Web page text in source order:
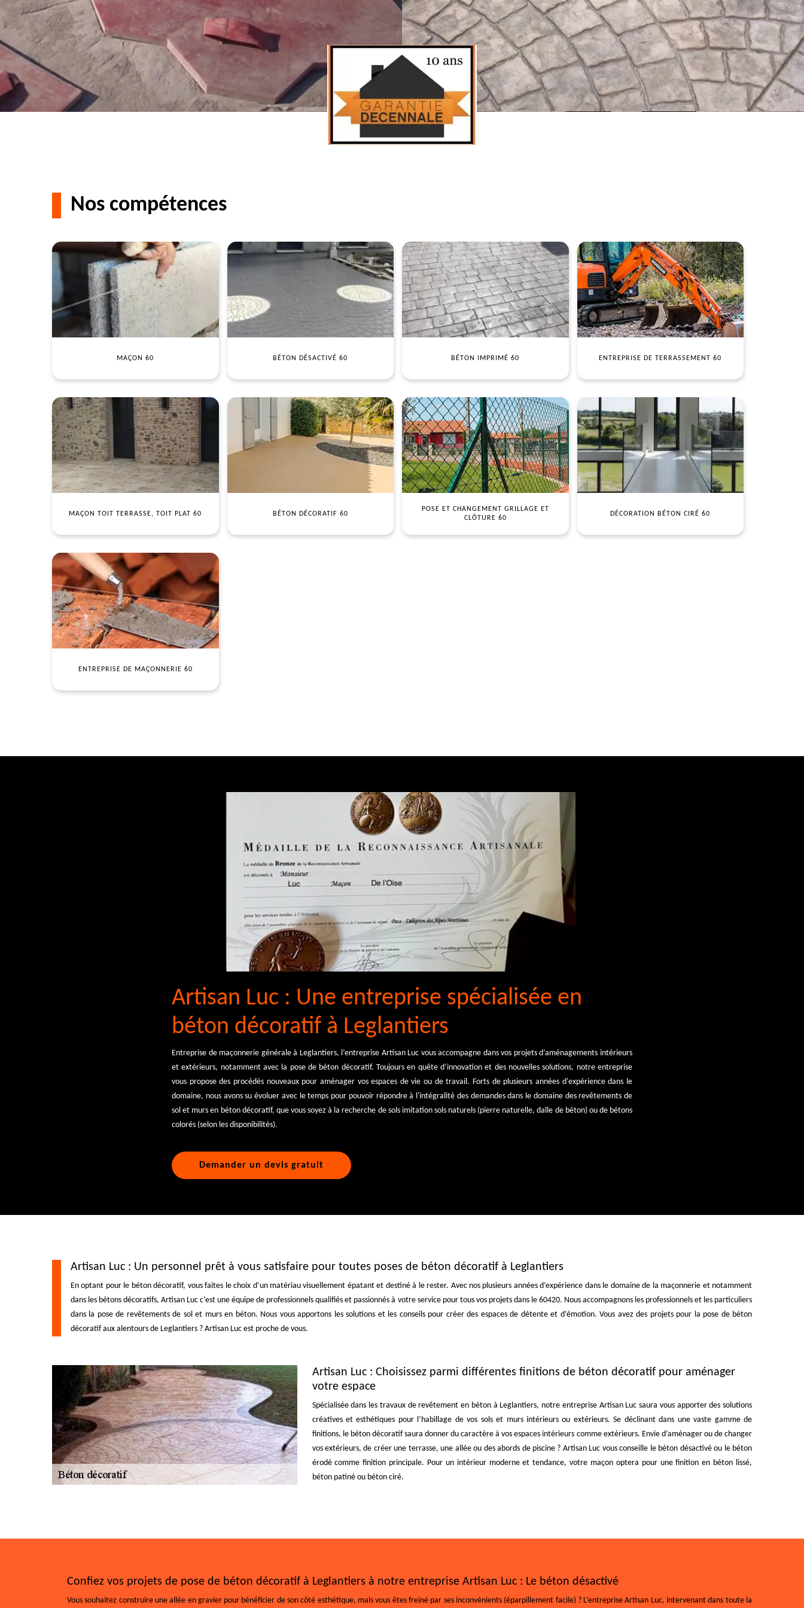
Nos compétences
MAÇON 60 BÉTON DÉSACTIVÉ 60 BÉTON IMPRIMÉ 60 ENTREPRISE DE TERRASSEMENT 60
MAÇON TOIT TERRASSE, TOIT PLAT 60 BÉTON DÉCORATIF 60
POSE ET CHANGEMENT GRILLAGE ET
CLÔTURE 60
DÉCORATION BÉTON CIRÉ 60
ENTREPRISE DE MAÇONNERIE 60
Artisan Luc : Une entreprise spécialisée en
béton décoratif à Leglantiers
Entreprise de maçonnerie générale à Leglantiers, l’entreprise Artisan Luc vous accompagne dans vos projets d’aménagements intérieurs
et extérieurs, notamment avec la pose de béton décoratif. Toujours en quête d’innovation et des nouvelles solutions, notre entreprise
vous propose des procédés nouveaux pour aménager vos espaces de vie ou de travail. Forts de plusieurs années d'expérience dans le
domaine, nous avons su évoluer avec le temps pour pouvoir répondre à l'intégralité des demandes dans le domaine des revêtements de
sol et murs en béton décoratif, que vous soyez à la recherche de sols imitation sols naturels (pierre naturelle, dalle de béton) ou de bétons
colorés (selon les disponibilités).
Demander un devis gratuit
Artisan Luc : Un personnel prêt à vous satisfaire pour toutes poses de béton décoratif à Leglantiers
En optant pour le béton décoratif, vous faites le choix d’un matériau visuellement épatant et destiné à le rester. Avec nos plusieurs années d’expérience dans le domaine de la maçonnerie et notamment
dans les bétons décoratifs, Artisan Luc c'est une équipe de professionnels qualifiés et passionnés à votre service pour tous vos projets dans le 60420. Nous accompagnons les professionnels et les particuliers
dans la pose de revêtements de sol et murs en béton. Nous vous apportons les solutions et les conseils pour créer des espaces de détente et d’émotion. Vous avez des projets pour la pose de béton
décoratif aux alentours de Leglantiers ? Artisan Luc est proche de vous.
Artisan Luc : Choisissez parmi différentes finitions de béton décoratif pour aménager
votre espace
Spécialisée dans les travaux de revêtement en béton à Leglantiers, notre entreprise Artisan Luc saura vous apporter des solutions
créatives et esthétiques pour l’habillage de vos sols et murs intérieurs ou extérieurs. Se déclinant dans une vaste gamme de
finitions, le béton décoratif saura donner du caractère à vos espaces intérieurs comme extérieurs. Envie d’aménager ou de changer
vos extérieurs, de créer une terrasse, une allée ou des abords de piscine ? Artisan Luc vous conseille le béton désactivé ou le béton
érodé comme finition principale. Pour un intérieur moderne et tendance, votre maçon optera pour une finition en béton lissé,
béton patiné ou béton ciré.
Confiez vos projets de pose de béton décoratif à Leglantiers à notre entreprise Artisan Luc : Le béton désactivé
Vous souhaitez construire une allée en gravier pour bénéficier de son côté esthétique, mais vous êtes freiné par ses inconvénients (éparpillement facile) ? L’entreprise Artisan Luc, intervenant dans toute la